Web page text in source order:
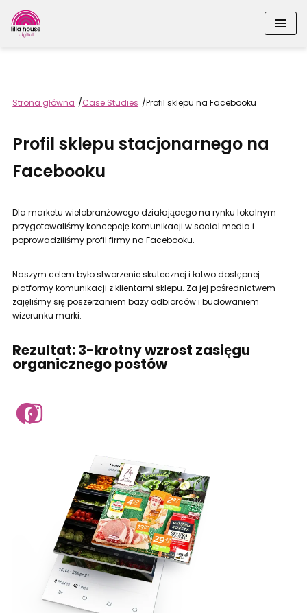
Przejdź
treści
Strona główna /Case Studies /Profil sklepu na Facebooku
Profil sklepu stacjonarnego na
Facebooku
Dla marketu wielobranżowego działającego na rynku lokalnym
przygotowaliśmy koncepcję komunikacji w social media i
poprowadziliśmy profil firmy na Facebooku.
Naszym celem było stworzenie skutecznej i łatwo dostępnej
platformy komunikacji z klientami sklepu. Za jej pośrednictwem
zajęliśmy się poszerzaniem bazy odbiorców i budowaniem
wizerunku marki.
Rezultat: 3-krotny wzrost zasięgu
organicznego postów